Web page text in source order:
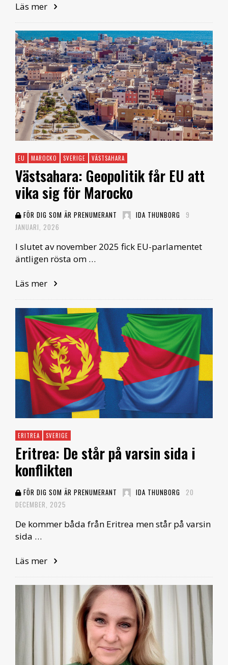
Läs mer
EU MAROCKO SVERIGE VÄSTSAHARA
Västsahara: Geopolitik får EU att
vika sig för Marocko
FÖR DIG SOM ÄR PRENUMERANT IDA THUNBORG
9
JANUARI, 2026
I slutet av november 2025 fick EU-parlamentet
äntligen rösta om …
Läs mer
ERITREA SVERIGE
Eritrea: De står på varsin sida i
konflikten
FÖR DIG SOM ÄR PRENUMERANT IDA THUNBORG
20
DECEMBER, 2025
De kommer båda från Eritrea men står på varsin
sida …
Läs mer